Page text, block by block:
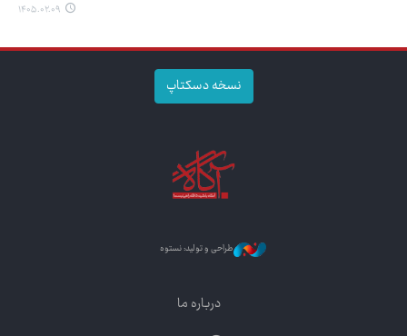
۱۴۰۵.۰۲.۰۹
نسخه دسکتاپ
طراحی و تولید: نستوه
درباره ما